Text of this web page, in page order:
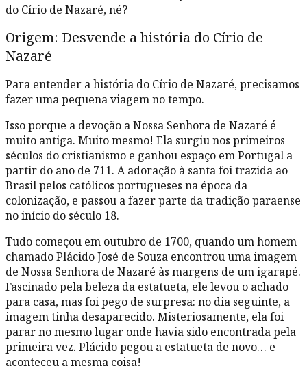
do Círio de Nazaré, né?
Origem: Desvende a história do Círio de
Nazaré
Para entender a história do Círio de Nazaré, precisamos
fazer uma pequena viagem no tempo.
Isso porque a devoção a Nossa Senhora de Nazaré é
muito antiga. Muito mesmo! Ela surgiu nos primeiros
séculos do cristianismo e ganhou espaço em Portugal a
partir do ano de 711. A adoração à santa foi trazida ao
Brasil pelos católicos portugueses na época da
colonização, e passou a fazer parte da tradição paraense
no início do século 18.
Tudo começou em outubro de 1700, quando um homem
chamado Plácido José de Souza encontrou uma imagem
de Nossa Senhora de Nazaré às margens de um igarapé.
Fascinado pela beleza da estatueta, ele levou o achado
para casa, mas foi pego de surpresa: no dia seguinte, a
imagem tinha desaparecido. Misteriosamente, ela foi
parar no mesmo lugar onde havia sido encontrada pela
primeira vez. Plácido pegou a estatueta de novo… e
aconteceu a mesma coisa!